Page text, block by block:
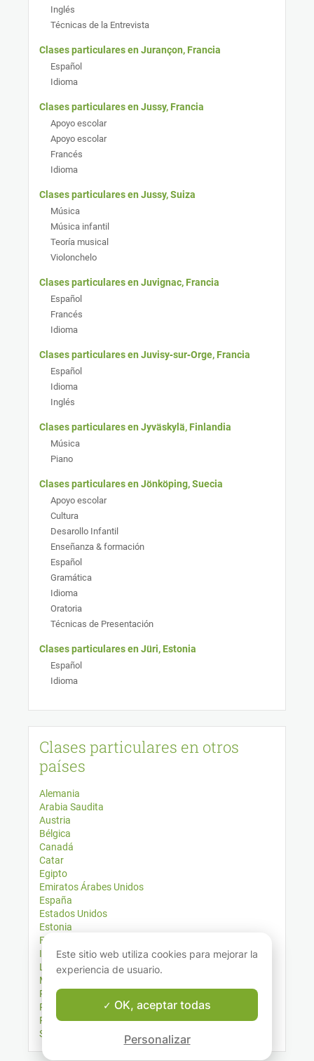
Inglés
Técnicas de la Entrevista
Clases particulares en Jurançon, Francia
Español
Idioma
Clases particulares en Jussy, Francia
Apoyo escolar
Apoyo escolar
Francés
Idioma
Clases particulares en Jussy, Suiza
Música
Música infantil
Teoría musical
Violonchelo
Clases particulares en Juvignac, Francia
Español
Francés
Idioma
Clases particulares en Juvisy‑sur‑Orge, Francia
Español
Idioma
Inglés
Clases particulares en Jyväskylä, Finlandia
Música
Piano
Clases particulares en Jönköping, Suecia
Apoyo escolar
Cultura
Desarollo Infantil
Enseñanza & formación
Español
Gramática
Idioma
Oratoria
Técnicas de Presentación
Clases particulares en Jüri, Estonia
Español
Idioma
Clases particulares en otros
países
Alemania
Arabia Saudita
Austria
Bélgica
Canadá
Catar
Egipto
Emiratos Árabes Unidos
España
Estados Unidos
Estonia
Francia
Irlanda (isla)
Luxemburgo
México
Países Bajos
Reino Unido
República Popular China
Suiza
Este sitio web utiliza cookies para mejorar la
experiencia de usuario.
OK, aceptar todas
Personalizar